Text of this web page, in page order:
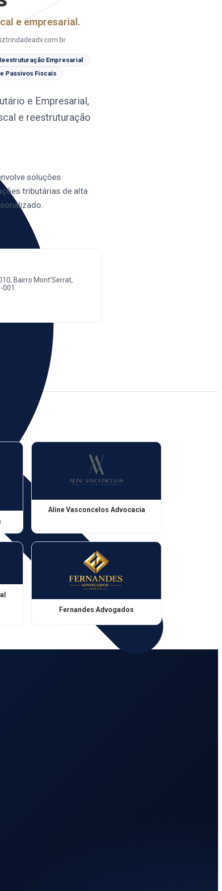
e empresarial.
Empresarial
Passivos Fiscais
e Empresarial,
e reestruturação
soluções
tributárias de alta
Bairro Mont'Serrat,
Aline Vasconcelos Advocacia
Fernandes Advogados